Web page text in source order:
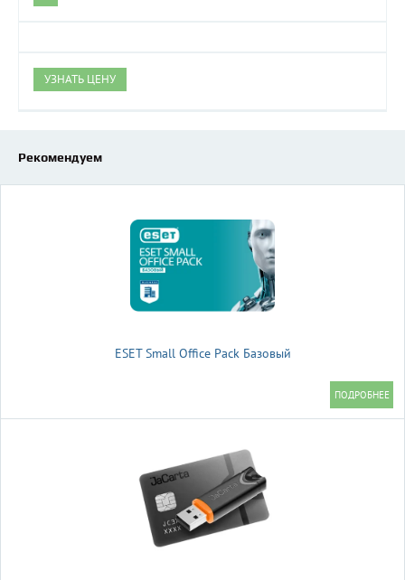
УЗНАТЬ ЦЕНУ
Рекомендуем
ESET Small Office Pack Базовый